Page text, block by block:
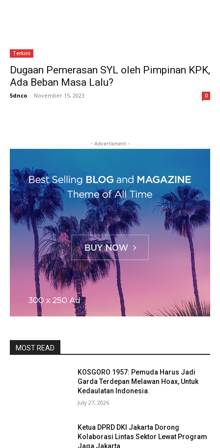
Terkini
Dugaan Pemerasan SYL oleh Pimpinan KPK,
Ada Beban Masa Lalu?
5dnco - November 15, 2023 0
- Advertisment -
MOST READ
KOSGORO 1957: Pemuda Harus Jadi
Garda Terdepan Melawan Hoax, Untuk
Kedaulatan Indonesia.
July 27, 2026
Ketua DPRD DKI Jakarta Dorong
Kolaborasi Lintas Sektor Lewat Program
Jaga Jakarta